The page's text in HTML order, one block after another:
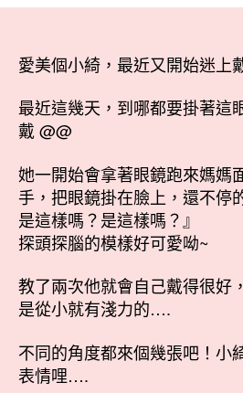
期
愛美個小綺，最近又開始迷上
最近這幾天，到哪都要掛著這
戴 @@
她一開始會拿著眼鏡跑來媽媽
手，把眼鏡掛在臉上，還不停
是這樣嗎？是這樣嗎？』
探頭探腦的模樣好可愛呦~
教了兩次他就會自己戴得很好
是從小就有淺力的….
不同的角度都來個幾張吧！小
表情哩….